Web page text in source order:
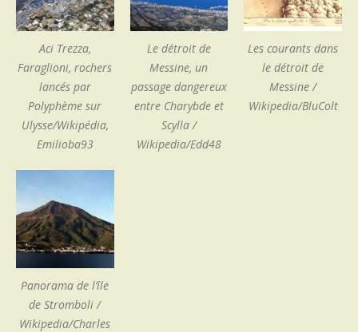
Aci Trezza,
Faraglioni, rochers
lancés par
Polyphème sur
Ulysse/Wikipédia,
Emilioba93
Le détroit de
Messine, un
passage dangereux
entre Charybde et
Scylla /
Wikipedia/Edd48
Les courants dans
le détroit de
Messine /
Wikipedia/BluColt
Panorama de l’île
de Stromboli /
Wikipedia/Charles